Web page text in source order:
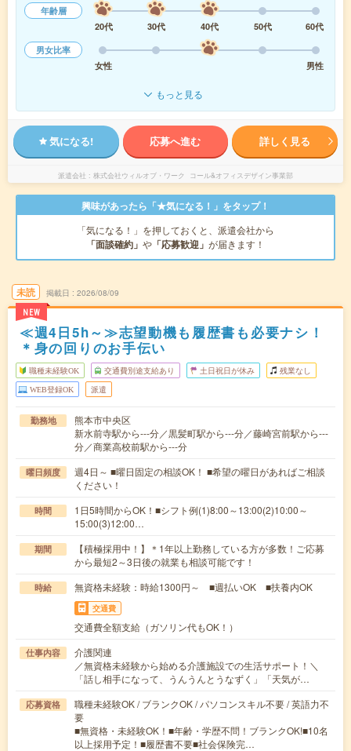
年齢層
20代
30代 40代 50代
60代
男女比率
女性
男性
もっと見る
気になる! 応募へ進む 詳しく見る
派遣会社 株式会社ウィルオブ・ワーク コール&オフィスデザイン事業部
興味があったら「★気になる！」をタップ！
「気になる！」を押しておくと、派遣会社から
「面談確約」 や 「応募歓迎」 が届きます！
未読
NEW
掲載日 2026/08/09
≪週4日5h～≫志望動機も履歴書も必要ナシ！
＊身の回りのお手伝い
職種未経験OK 交通費別途支給あり 土日祝日が休み 残業なし
WEB登録OK 派遣
勤務地
熊本市中央区
新水前寺駅から---分／黒髪町駅から---分／藤崎宮前駅から---
分／商業高校前駅から---分
曜日頻度
週4日～ ■曜日固定の相談OK！ ■希望の曜日があればご相談
ください！
時間
1日5時間からOK！■シフト例(1)8:00～13:00(2)10:00～
15:00(3)12:00…
期間
【積極採用中！】＊1年以上勤務している方が多数！ご応募
から最短2～3日後の就業も相談可能です！
時給 無資格未経験：時給1300円～ ■週払いOK ■扶養内OK
交通費
交通費全額支給（ガソリン代もOK！）
仕事内容
介護関連
／無資格未経験から始める介護施設での生活サポート！＼
「話し相手になって、うんうんとうなずく」「天気が…
応募資格
職種未経験OK / ブランクOK / パソコンスキル不要 / 英語力不
要
■無資格・未経験OK！■年齢・学歴不問！ブランクOK!■10名
以上採用予定！■履歴書不要■社会保険完…